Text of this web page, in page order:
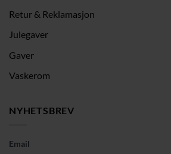
Retur & Reklamasjon
Julegaver
Gaver
Vaskerom
NYHETSBREV
Email